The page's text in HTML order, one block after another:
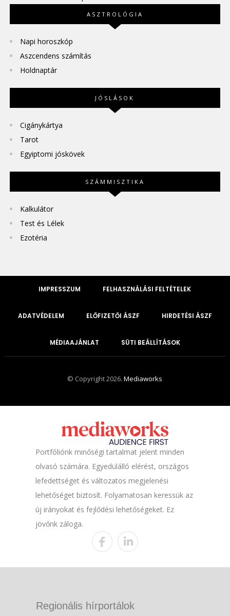
ASZTROLÓGIA
Napi horoszkóp
Aszcendens számítás
Holdnaptár
JÓSLÁSOK
Cigánykártya
Tarot
Egyiptomi jóskövek
SZÁMMISZTIKA
Kalkulátor
Test és Lélek
Ezotéria
IMPRESSZUM FELHASZNÁLÁSI FELTÉTELEK
ADATVÉDELEM ELŐFIZETŐI ÁSZF HIRDETÉSI ÁSZF
MÉDIAAJÁNLAT SÜTI BEÁLLÍTÁSOK
© Copyright 2026.Mediaworks
Portfóliónk minőségi tartalmat jelent minden
olvasó számára. Egyedülálló elérést, országos
lefedettséget és változatos megjelenési
lehetőséget biztosít. Folyamatosan keressük az
új irányokat és fejlődési lehetőségeket. Ez
jövőnk záloga.
Regionális hírportálok